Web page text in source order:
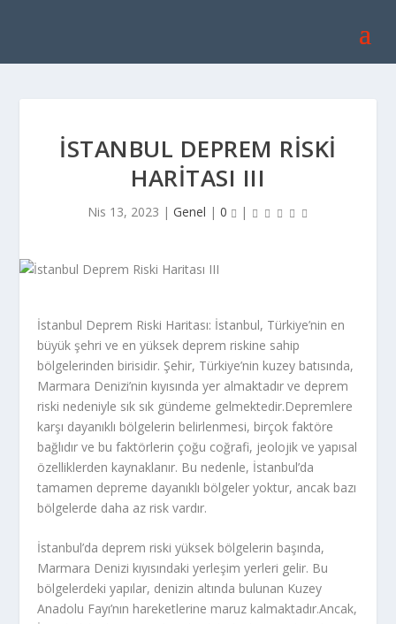
İSTANBUL DEPREM RISKI
HARITASI III
Nis 13, 2023 | Genel | 0 |
İstanbul Deprem Riski Haritası: İstanbul, Türkiye’nin en
büyük şehri ve en yüksek deprem riskine sahip
bölgelerinden birisidir. Şehir, Türkiye’nin kuzey batısında,
Marmara Denizi’nin kıyısında yer almaktadır ve deprem
riski nedeniyle sık sık gündeme gelmektedir.Depremlere
karşı dayanıklı bölgelerin belirlenmesi, birçok faktöre
bağlıdır ve bu faktörlerin çoğu coğrafi, jeolojik ve yapısal
özelliklerden kaynaklanır. Bu nedenle, İstanbul’da
tamamen depreme dayanıklı bölgeler yoktur, ancak bazı
bölgelerde daha az risk vardır.
İstanbul’da deprem riski yüksek bölgelerin başında,
Marmara Denizi kıyısındaki yerleşim yerleri gelir. Bu
bölgelerdeki yapılar, denizin altında bulunan Kuzey
Anadolu Fayı’nın hareketlerine maruz kalmaktadır.Ancak,